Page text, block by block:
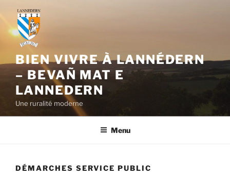
contenu
principal
BIEN VIVRE À LANNÉDERN
– BEVAÑ MAT E
LANNEDERN
Une ruralité moderne
Menu
DÉMARCHES SERVICE PUBLIC